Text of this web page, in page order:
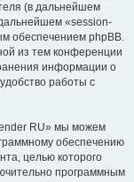
(в дальнейшем
«session-
обеспечением phpBB.
из тем конференции
информации о
работы с
RU» мы можем
обеспечению
целью которого
программным